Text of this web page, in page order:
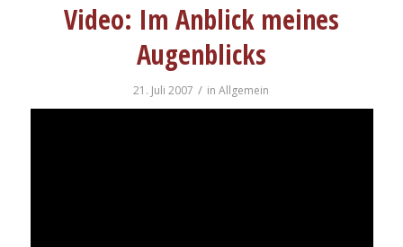
Video: Im Anblick meines
Augenblicks
21. Juli 2007 / inAllgemein